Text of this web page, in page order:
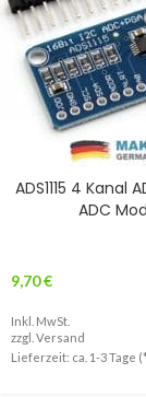
ADS1115 4 Kanal
ADC
9,70€
Inkl. MwSt.
zzgl. Versand
Lieferzeit: ca. 1-3 Tage